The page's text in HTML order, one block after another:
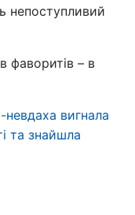
непоступливий
фаворитів – в
вигнала
та знайшла